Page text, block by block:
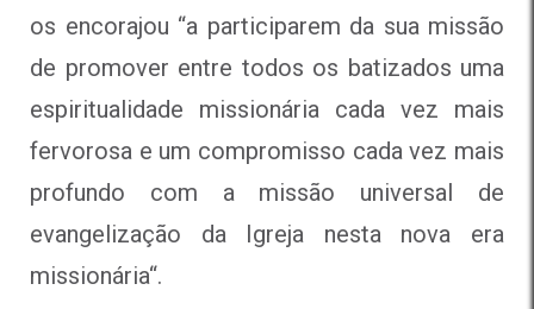
os encorajou “a participarem da sua missão
de promover entre todos os batizados uma
espiritualidade missionária cada vez mais
fervorosa e um compromisso cada vez mais
profundo com a missão universal de
evangelização da Igreja nesta nova era
missionária“.